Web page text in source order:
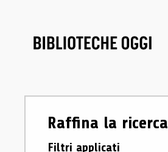
Raffina la ricerca
Filtri applicati